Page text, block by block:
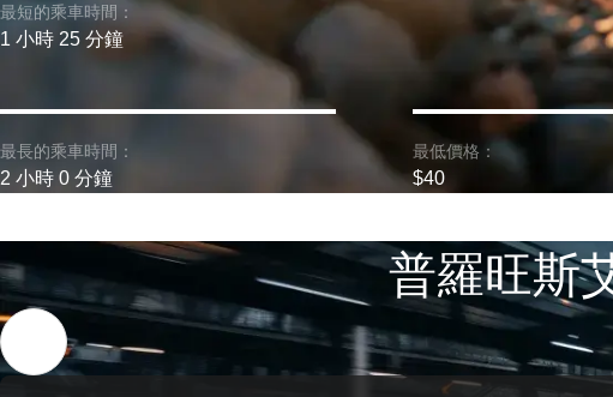
最短的乘車時間：
1 小時 25 分鐘
最長的乘車時間：
2 小時 0 分鐘
最低價格：
$40
普羅旺斯